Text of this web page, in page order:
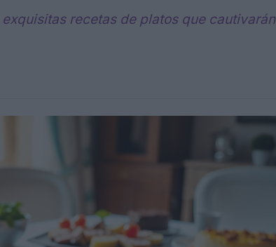
recetas de platos que cautivarán